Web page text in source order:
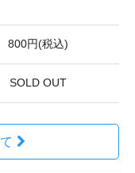
800円(税込)
SOLD OUT